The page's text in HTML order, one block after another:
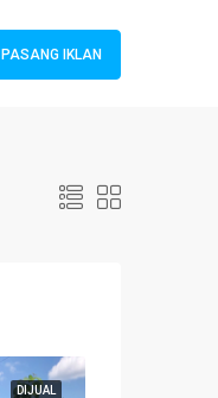
PASANG IKLAN
DIJUAL